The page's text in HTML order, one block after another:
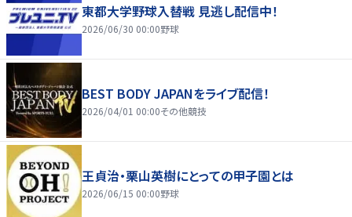
東都大学野球入替戦 見逃し配信中！
2026/06/30 00:00野球
BEST BODY JAPANをライブ配信！
2026/04/01 00:00その他競技
王貞治・栗山英樹にとっての甲子園とは
2026/06/15 00:00野球